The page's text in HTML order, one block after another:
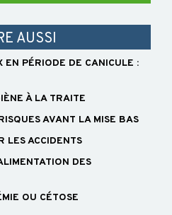
AUSSI
PÉRIODE DE CANICULE :
À LA TRAITE
AVANT LA MISE BAS
LES ACCIDENTS
DES
OU CÉTOSE